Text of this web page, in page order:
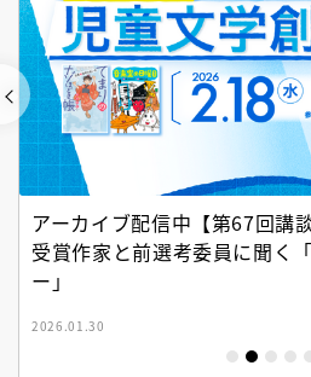
アーカイブ配信中【第67回講
受賞作家と前選考委員に聞く
ー」
2026.01.30